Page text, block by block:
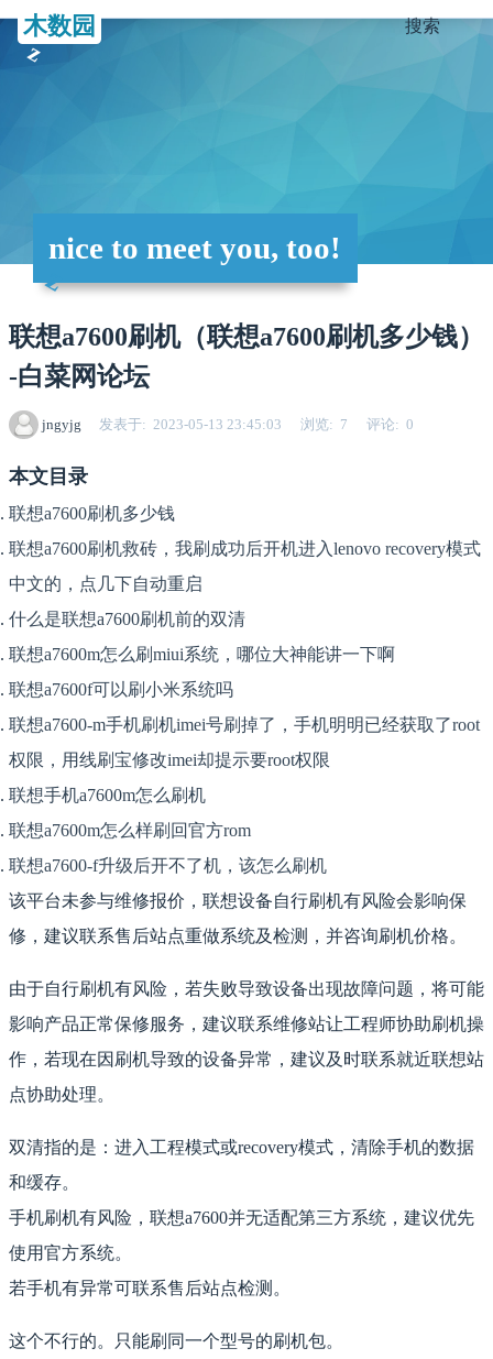
木数园 搜索
nice to meet you, too!
联想a7600刷机（联想a7600刷机多少钱）
-白菜网论坛
jngyjg 发表于 2023-05-13 23:45:03 浏览 7 评论 0
本文目录
联想a7600刷机多少钱
联想a7600刷机救砖，我刷成功后开机进入lenovo recovery模式
中文的，点几下自动重启
什么是联想a7600刷机前的双清
联想a7600m怎么刷miui系统，哪位大神能讲一下啊
联想a7600f可以刷小米系统吗
联想a7600-m手机刷机imei号刷掉了，手机明明已经获取了root
权限，用线刷宝修改imei却提示要root权限
联想手机a7600m怎么刷机
联想a7600m怎么样刷回官方rom
联想a7600-f升级后开不了机，该怎么刷机
该平台未参与维修报价，联想设备自行刷机有风险会影响保
修，建议联系售后站点重做系统及检测，并咨询刷机价格。
由于自行刷机有风险，若失败导致设备出现故障问题，将可能
影响产品正常保修服务，建议联系维修站让工程师协助刷机操
作，若现在因刷机导致的设备异常，建议及时联系就近联想站
点协助处理。
双清指的是：进入工程模式或recovery模式，清除手机的数据
和缓存。
手机刷机有风险，联想a7600并无适配第三方系统，建议优先
使用官方系统。
若手机有异常可联系售后站点检测。
这个不行的。只能刷同一个型号的刷机包。